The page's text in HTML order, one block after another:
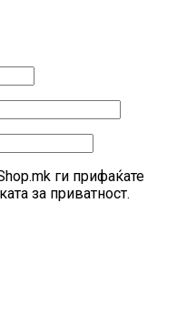
ги прифаќате
за приватност.